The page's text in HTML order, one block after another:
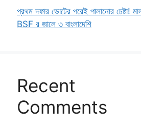
প্রথম দফার ভোটের পরেই পালানোর চেষ্টা!
BSF র জালে ৩ বাংলাদেশি
Recent
Comments